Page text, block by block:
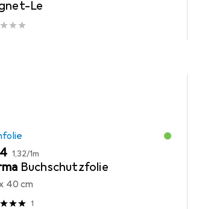
Le
EUR
1,32/1m
Buchschutzfolie
40 cm
1